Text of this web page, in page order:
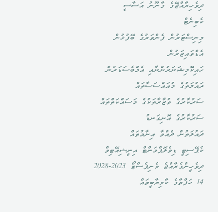
ދިވެހިރާއްޖޭގެ ގާނޫނު އަސާސީ
ކެބިނެޓް
މިނިސްޓަރުން ފެންވަރުގެ ބޭފުޅުން
އެޑްވައިޒަރުން
ހައިކޮމިޝަނަރުންނާއި އެމްބެސަޑަރުން
ދައުލަތުގެ މުއައްސަސާތައް
ސަރުކާރުގެ ވުޒާރާތަކުގެ މަސައްކަތްތައް
ސަރުކާރުގެ އޮނިގަނޑު
ދައުލަތުން ދެއްވާ އިނާމުތައް
ކެޕޭސިޓީ ޑިވެލޮޕްމަންޓް އިނީޝިއޭޓިވް
ދިވެހީންގެރާއްޖެ މެނިފެސްޓޯ 2023-2028